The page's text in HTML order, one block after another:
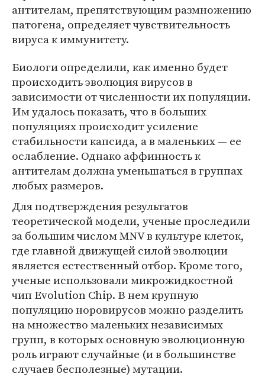
антителам, препятствующим размножению
патогена, определяет чувствительность
вируса к иммунитету.
Биологи определили, как именно будет
происходить эволюция вирусов в
зависимости от численности их популяции.
Им удалось показать, что в больших
популяциях происходит усиление
стабильности капсида, а в маленьких — ее
ослабление. Однако аффинность к
антителам должна уменьшаться в группах
любых размеров.
Для подтверждения результатов
теоретической модели, ученые проследили
за большим числом MNV в культуре клеток,
где главной движущей силой эволюции
является естественный отбор. Кроме того,
ученые использовали микрожидкостной
чип Evolution Chip. В нем крупную
популяцию норовирусов можно разделить
на множество маленьких независимых
групп, в которых основную эволюционную
роль играют случайные (и в большинстве
случаев бесполезные) мутации.